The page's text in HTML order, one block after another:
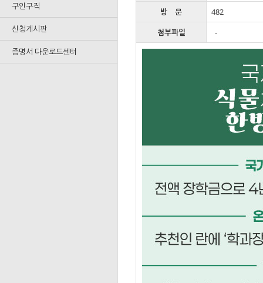
구인구직
신청게시판
증명서 다운로드센터
방 문
482
첨부파일
-